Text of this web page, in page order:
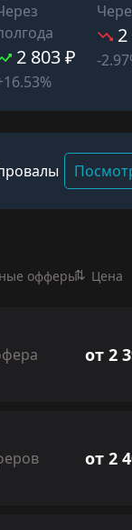
2 803 ₽ -
офферы Цена
от 2
от 2